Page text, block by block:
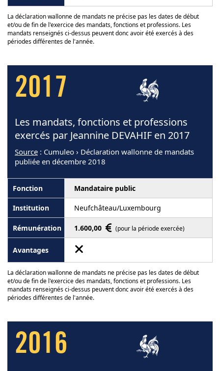
La déclaration wallonne de mandats ne précise pas les dates de début
et/ou de fin de l'exercice des mandats, fonctions et professions. Les
mandats renseignés ci-dessus peuvent donc avoir été exercés à des
périodes différentes de l'année.
2017
Les mandats, fonctions et professions
exercés par Jeannine DEVAHIF en 2017
Source : Cumuleo › Déclaration wallonne de mandats
publiée en décembre 2018
Mandataire public
Neufchâteau/Luxembourg
1.600,00 (pour la période exercée)
La déclaration wallonne de mandats ne précise pas les dates de début
et/ou de fin de l'exercice des mandats, fonctions et professions. Les
mandats renseignés ci-dessus peuvent donc avoir été exercés à des
périodes différentes de l'année.
2016